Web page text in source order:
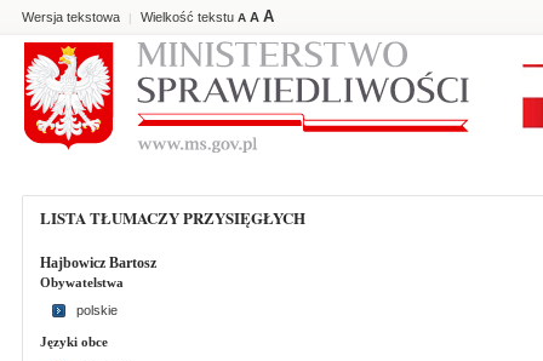
Wersja tekstowa | Wielkość tekstu A A A
LISTA TŁUMACZY PRZYSIĘGŁYCH
Hajbowicz Bartosz
Obywatelstwa
polskie
Języki obce